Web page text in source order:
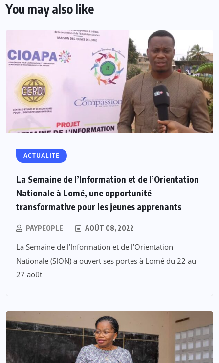
You may also like
ACTUALITE
La Semaine de l’Information et de l’Orientation
Nationale à Lomé, une opportunité
transformative pour les jeunes apprenants
PAYPEOPLE AOÛT 08, 2022
La Semaine de l’Information et de l’Orientation
Nationale (SION) a ouvert ses portes à Lomé du 22 au
27 août